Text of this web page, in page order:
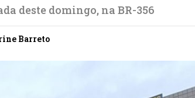
deste domingo, na BR-356
Barreto